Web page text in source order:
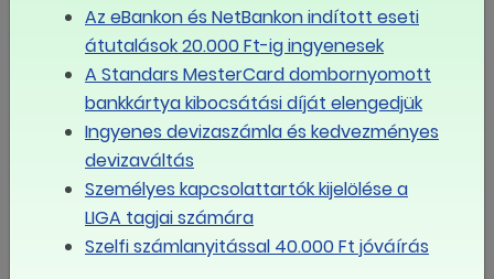
Eseménynaptár
augusztus
2026
Ke Sze
28 29 30 31
Az eBankon és NetBankon indított eseti
átutalások 20.000 Ft-ig ingyenesek
A Standars MesterCard dombornyomott
bankkártya kibocsátási díját elengedjük
Ingyenes devizaszámla és kedvezményes
devizaváltás
Személyes kapcsolattartók kijelölése a
LIGA tagjai számára
Szelfi számlanyitással 40.000 Ft jóváírás